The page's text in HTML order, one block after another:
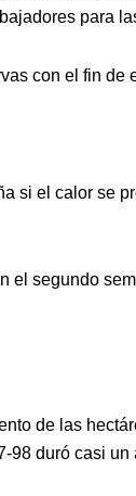
para
con el fin de
si el calor se
segundo
de las
98 duró casi un